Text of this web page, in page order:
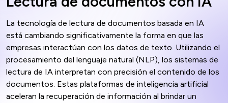
La tecnología de lectura de documentos basada en IA
está cambiando significativamente la forma en que las
empresas interactúan con los datos de texto. Utilizando el
procesamiento del lenguaje natural (NLP), los sistemas de
lectura de IA interpretan con precisión el contenido de los
documentos. Estas plataformas de inteligencia artificial
aceleran la recuperación de información al brindar un